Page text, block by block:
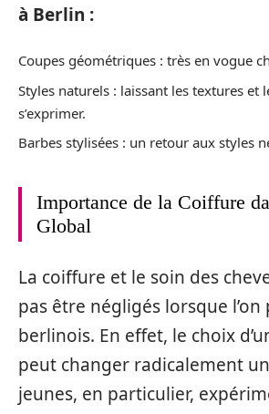
à Berlin :
Coupes géométriques : très en vogue
Styles naturels : laissant les textures et
s’exprimer.
Barbes stylisées : un retour aux styles
Importance de la Coiffure
Global
La coiffure et le soin des
pas être négligés lorsque
berlinois. En effet, le choix
peut changer radicalement
jeunes, en particulier,